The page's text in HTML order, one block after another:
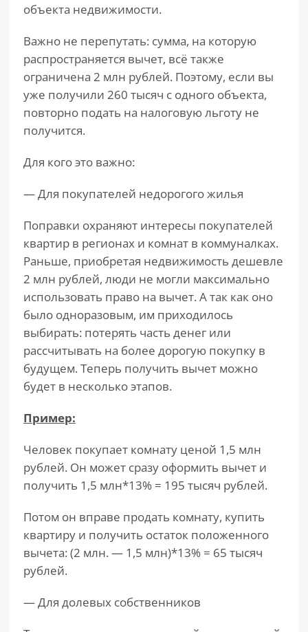
объекта недвижимости.
Важно не перепутать: сумма, на которую
распространяется вычет, всё также
ограничена 2 млн рублей. Поэтому, если вы
уже получили 260 тысяч с одного объекта,
повторно подать на налоговую льготу не
получится.
Для кого это важно:
— Для покупателей недорогого жилья
Поправки охраняют интересы покупателей
квартир в регионах и комнат в коммуналках.
Раньше, приобретая недвижимость дешевле
2 млн рублей, люди не могли максимально
использовать право на вычет. А так как оно
было одноразовым, им приходилось
выбирать: потерять часть денег или
рассчитывать на более дорогую покупку в
будущем. Теперь получить вычет можно
будет в несколько этапов.
Пример:
Человек покупает комнату ценой 1,5 млн
рублей. Он может сразу оформить вычет и
получить 1,5 млн*13% = 195 тысяч рублей.
Потом он вправе продать комнату, купить
квартиру и получить остаток положенного
вычета: (2 млн. — 1,5 млн)*13% = 65 тысяч
рублей.
— Для долевых собственников